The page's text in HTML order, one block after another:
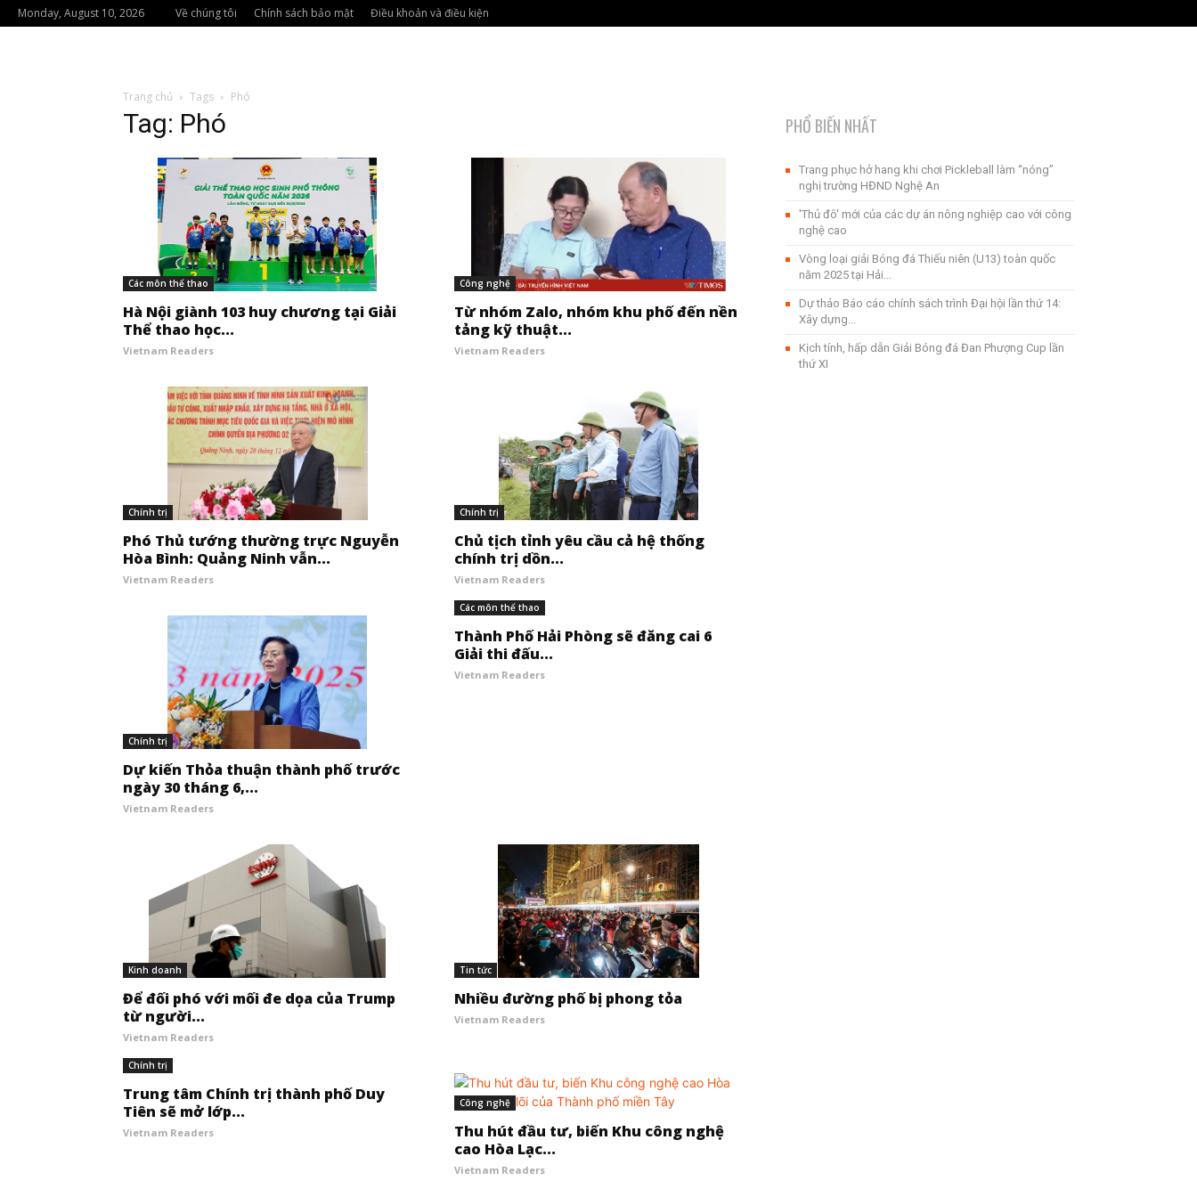
Monday, August 10, 2026 Về chúng tôi Chính sách bảo mật Điều khoản và điều kiện
Trang chủ Tags Phó
Tag: Phó
Các môn thể thao
Hà Nội giành 103 huy chương tại Giải
Thể thao học...
Vietnam Readers
Công nghệ
Từ nhóm Zalo, nhóm khu phố đến nền
tảng kỹ thuật...
Vietnam Readers
Chính trị
Phó Thủ tướng thường trực Nguyễn
Hòa Bình: Quảng Ninh vẫn...
Vietnam Readers
Chính trị
Chủ tịch tỉnh yêu cầu cả hệ thống
chính trị dồn...
Vietnam Readers
Chính trị
Dự kiến ​​Thỏa thuận thành phố trước
ngày 30 tháng 6,...
Vietnam Readers
Các môn thể thao
Thành Phố Hải Phòng sẽ đăng cai 6
Giải thi đấu...
Vietnam Readers
Kinh doanh
Để đối phó với mối đe dọa của Trump
từ người...
Vietnam Readers
Tin tức
Nhiều đường phố bị phong tỏa
Vietnam Readers
Chính trị
Trung tâm Chính trị thành phố Duy
Tiên sẽ mở lớp...
Vietnam Readers
Công nghệ
Thu hút đầu tư, biến Khu công nghệ
cao Hòa Lạc...
Vietnam Readers
PHỔ BIẾN NHẤT
Trang phục hở hang khi chơi Pickleball làm “nóng”
nghị trường HĐND Nghệ An
'Thủ đô' mới của các dự án nông nghiệp cao với công
nghệ cao
Vòng loại giải Bóng đá Thiếu niên (U13) toàn quốc
năm 2025 tại Hải...
Dự thảo Báo cáo chính sách trình Đại hội lần thứ 14:
Xây dựng...
Kịch tính, hấp dẫn Giải Bóng đá Đan Phượng Cup lần
thứ XI